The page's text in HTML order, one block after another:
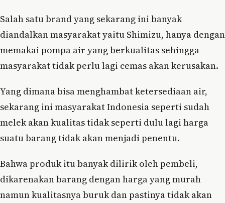
Salah satu brand yang sekarang ini banyak
diandalkan masyarakat yaitu Shimizu, hanya dengan
memakai pompa air yang berkualitas sehingga
masyarakat tidak perlu lagi cemas akan kerusakan.
Yang dimana bisa menghambat ketersediaan air,
sekarang ini masyarakat Indonesia seperti sudah
melek akan kualitas tidak seperti dulu lagi harga
suatu barang tidak akan menjadi penentu.
Bahwa produk itu banyak dilirik oleh pembeli,
dikarenakan barang dengan harga yang murah
namun kualitasnya buruk dan pastinya tidak akan